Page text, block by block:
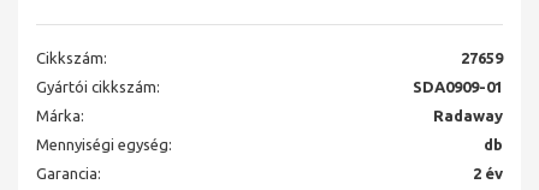
Cikkszám:
27659
Gyártói cikkszám:
SDA0909-01
Márka:
Radaway
Mennyiségi egység:
db
Garancia:
2 év